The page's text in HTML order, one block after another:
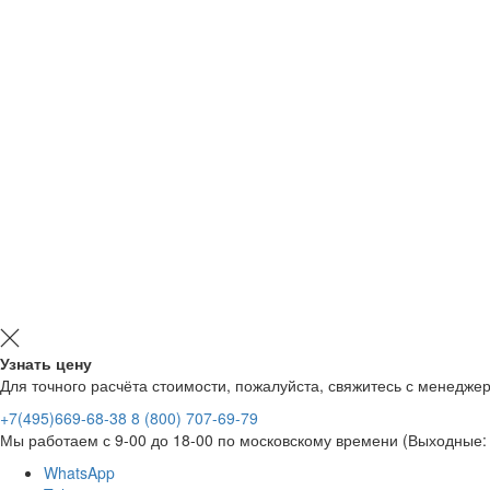
Узнать цену
Для точного расчёта стоимости, пожалуйста, свяжитесь с
+7(495)669-68-38 8 (800) 707-69-79
Мы работаем с 9-00 до 18-00 по московскому времени (Выходные:
WhatsApp